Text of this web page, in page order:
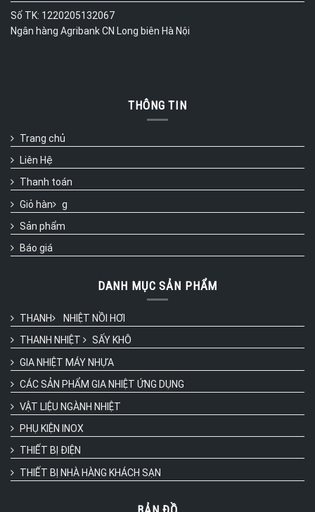
Số TK: 1220205132067
Ngân hàng Agribank CN Long biên Hà Nội
THÔNG TIN
Trang chủ
Liên Hệ
Thanh toán
Giỏ hàn
g
Sản phẩm
Báo giá
DANH MỤC SẢN PHẨM
THANH
NHIỆT NỒI HƠI
THANH NHIỆT
SẤY KHÔ
GIA NHIỆT MÁY NHỰA
CÁC SẢN PHẨM GIA NHIỆT ỨNG DỤNG
VẬT LIỆU NGÀNH NHIỆT
PHỤ KIỆN INOX
THIẾT BỊ ĐIỆN
THIẾT BỊ NHÀ HÀNG KHÁCH SẠN